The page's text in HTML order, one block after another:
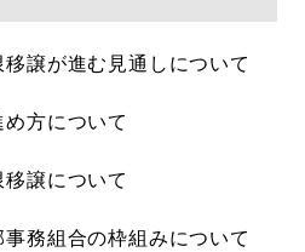
譲が進む見通しについて
方について
譲について
務組合の枠組みについて